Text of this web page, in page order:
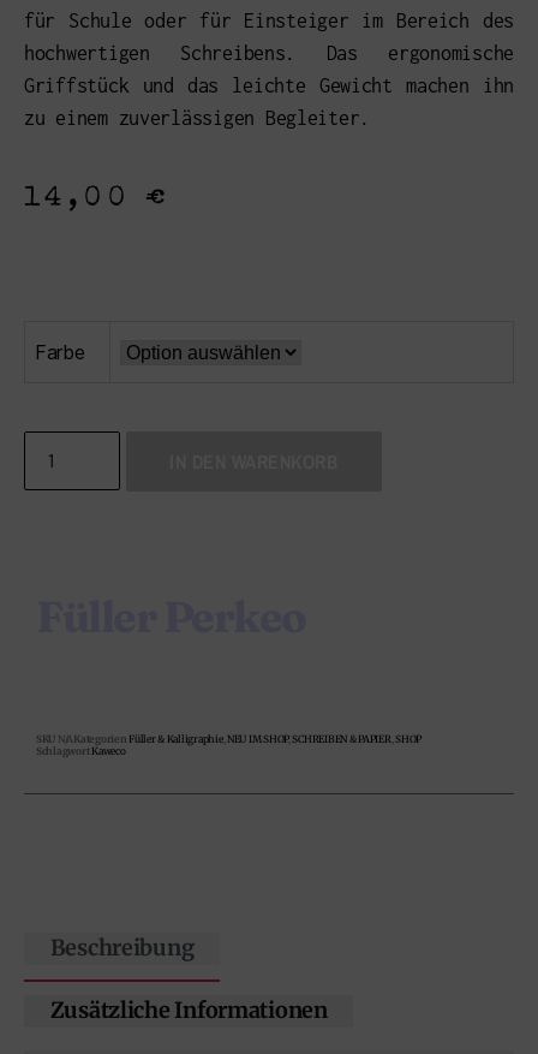
für Schule oder für Einsteiger im Bereich des
hochwertigen Schreibens. Das ergonomische
Griffstück und das leichte Gewicht machen ihn
zu einem zuverlässigen Begleiter.
14,00 €
Farbe
SKU N/A Kategorien Füller & Kalligraphie, NEU IM SHOP,SCHREIBEN & PAPIER ,SHOP
Schlagwort Kaweco
Beschreibung
Zusätzliche Informationen